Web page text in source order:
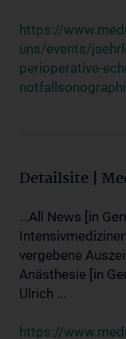
https://
uns/events/
perioperative-
Detailsite |
...All News [in
vergebene
Anästhesie [in
Ulrich ...
https://